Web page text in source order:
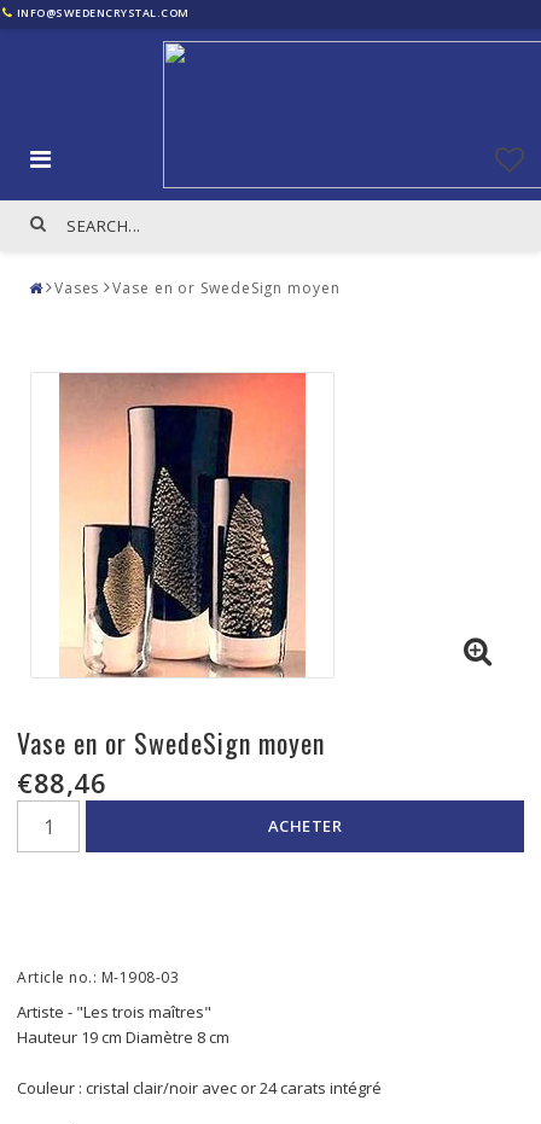
INFO@SWEDENCRYSTAL.COM
Vases Vase en or SwedeSign moyen
Vase en or SwedeSign moyen
€88,46
ACHETER
Article no.: M-1908-03
Artiste - "Les trois maîtres"
Hauteur 19 cm Diamètre 8 cm
Couleur : cristal clair/noir avec or 24 carats intégré